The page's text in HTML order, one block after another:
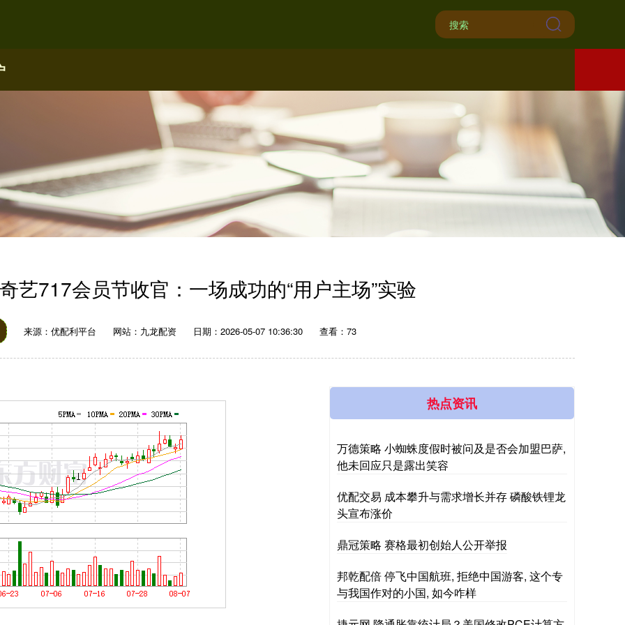
艺717会员节收官：一场成功的“用户主场”实验
来源：优配利平台 网站：九龙配资 日期：2026-05-07 10:36:30 查看：73
热点资讯
万德策略 小蜘蛛度假时被问及是否会加盟巴萨,
他未回应只是露出笑容
优配交易 成本攀升与需求增长并存 磷酸铁锂龙
头宣布涨价
鼎冠策略 赛格最初创始人公开举报
邦乾配倍 停飞中国航班, 拒绝中国游客, 这个专
与我国作对的小国, 如今咋样